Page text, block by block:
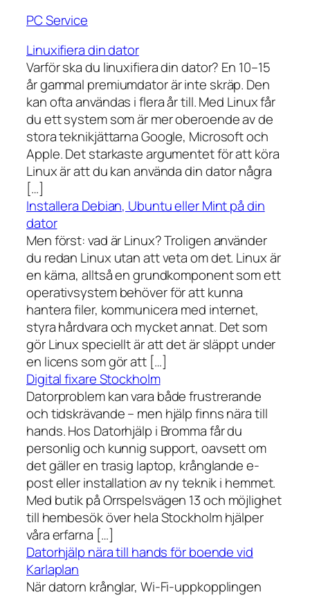
PC Service
Linuxifiera din dator
Varför ska du linuxifiera din dator? En 10–15
år gammal premiumdator är inte skräp. Den
kan ofta användas i flera år till. Med Linux får
du ett system som är mer oberoende av de
stora teknikjättarna Google, Microsoft och
Apple. Det starkaste argumentet för att köra
Linux är att du kan använda din dator några
[…]
Installera Debian, Ubuntu eller Mint på din
dator
Men först: vad är Linux? Troligen använder
du redan Linux utan att veta om det. Linux är
en kärna, alltså en grundkomponent som ett
operativsystem behöver för att kunna
hantera filer, kommunicera med internet,
styra hårdvara och mycket annat. Det som
gör Linux speciellt är att det är släppt under
en licens som gör att […]
Digital fixare Stockholm
Datorproblem kan vara både frustrerande
och tidskrävande – men hjälp finns nära till
hands. Hos Datorhjälp i Bromma får du
personlig och kunnig support, oavsett om
det gäller en trasig laptop, krånglande e-
post eller installation av ny teknik i hemmet.
Med butik på Orrspelsvägen 13 och möjlighet
till hembesök över hela Stockholm hjälper
våra erfarna […]
Datorhjälp nära till hands för boende vid
Karlaplan
När datorn krånglar, Wi-Fi-uppkopplingen